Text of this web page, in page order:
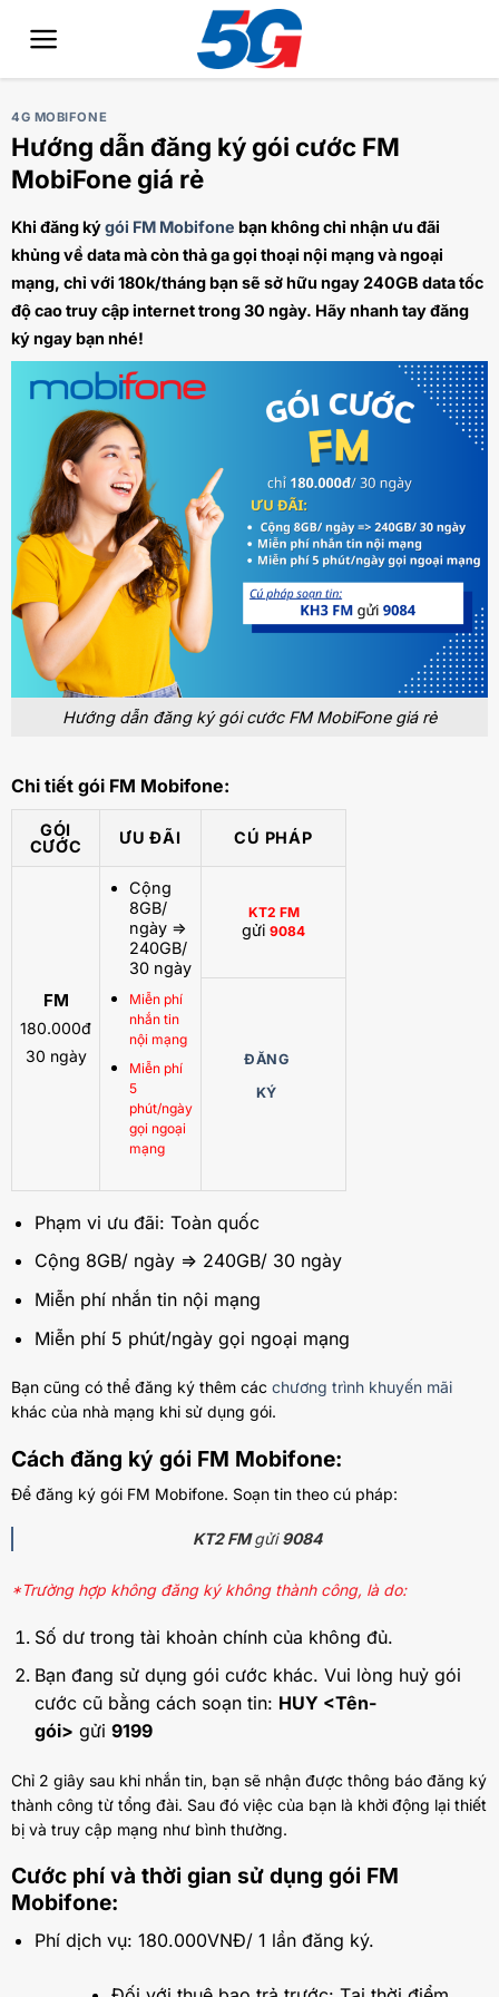
4G MOBIFONE
Hướng dẫn đăng ký gói cước FM
MobiFone giá rẻ
Khi đăng kýgói FM Mobifone bạn không chỉ nhận ưu đãi
khủng về data mà còn thả ga gọi thoại nội mạng và ngoại
mạng, chỉ với 180k/tháng bạn sẽ sở hữu ngay 240GB data tốc
độ cao truy cập internet trong 30 ngày. Hãy nhanh tay đăng
ký ngay bạn nhé!
Hướng dẫn đăng ký gói cước FM MobiFone giá rẻ
Chi tiết gói FM Mobifone:
GÓI
CƯỚC
ƯU ĐÃI CÚ PHÁP
FM
180.000đ
30 ngày
Cộng
8GB/
ngày =>
240GB/
30 ngày
Miễn phí
nhắn tin
nội mạng
Miễn phí
5
phút/ngày
gọi ngoại
mạng
KT2 FM
gửi 9084
ĐĂNG
KÝ
Phạm vi ưu đãi: Toàn quốc
Cộng 8GB/ ngày => 240GB/ 30 ngày
Miễn phí nhắn tin nội mạng
Miễn phí 5 phút/ngày gọi ngoại mạng
Bạn cũng có thể đăng ký thêm các chương trình khuyến mãi
khác của nhà mạng khi sử dụng gói.
Cách đăng ký gói FM Mobifone:
Để đăng ký gói FM Mobifone. Soạn tin theo cú pháp:
KT2 FMgửi9084
*Trường hợp không đăng ký không thành công, là do:
Số dư trong tài khoản chính của không đủ.
Bạn đang sử dụng gói cước khác. Vui lòng huỷ gói
cước cũ bằng cách soạn tin: HUY <Tên-
gói> gửi 9199
Chỉ 2 giây sau khi nhắn tin, bạn sẽ nhận được thông báo đăng ký
thành công từ tổng đài. Sau đó việc của bạn là khởi động lại thiết
bị và truy cập mạng như bình thường.
Cước phí và thời gian sử dụng gói FM
Mobifone:
Phí dịch vụ: 180.000VNĐ/ 1 lần đăng ký.